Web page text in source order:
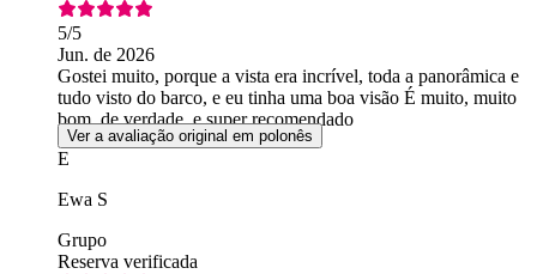
5/5
Jun. de 2026
Gostei muito, porque a vista era incrível, toda a panorâmica e
tudo visto do barco, e eu tinha uma boa visão É muito, muito
bom, de verdade, e super recomendado
Ver a avaliação original em polonês
E
Ewa S
Grupo
Reserva verificada